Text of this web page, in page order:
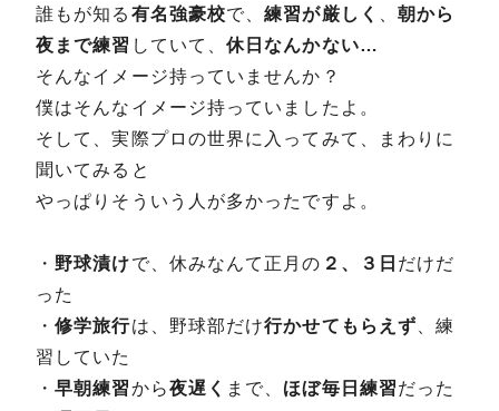
誰もが知る 有名強豪校で、練習が厳しく
朝から
夜まで練習 していて、 休日なんかない…
そんなイメージ持っていませんか？
僕はそんなイメージ持っていましたよ。
そして、実際プロの世界に入ってみて、まわりに
聞いてみると
やっぱりそういう人が多かったですよ。
・ 野球漬けで、休みなんて正月の ２、３日 だけだ
った
・修学旅行は、野球部だけ行かせてもらえず 、練
習していた
・早朝練習から夜遅く まで、 ほぼ毎日練習だった